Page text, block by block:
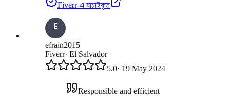
Fiverr-এ যাচাইকৃত
efrain2015
Fiverr· El Salvador
5.0· 19 May 2024
Responsible and efficient